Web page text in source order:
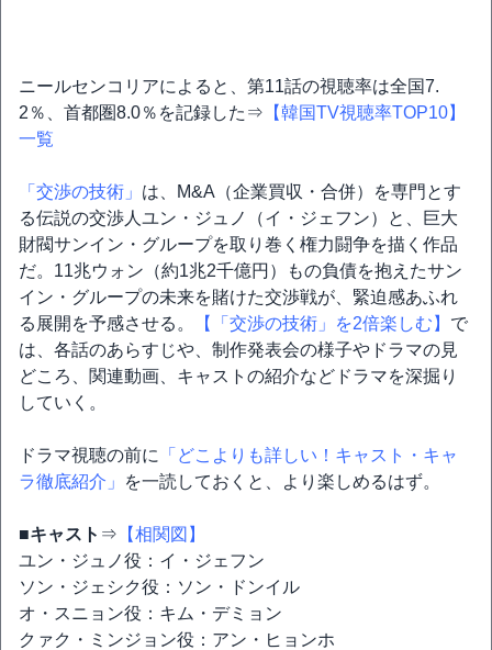
ニールセンコリアによると、第11話の視聴率は全国7.
2％、首都圏8.0％を記録した⇒ 【韓国TV視聴率TOP10】
一覧
「交渉の技術」 は、M&A（企業買収・合併）を専門とす
る伝説の交渉人ユン・ジュノ（イ・ジェフン）と、巨大
財閥サンイン・グループを取り巻く権力闘争を描く作品
だ。11兆ウォン（約1兆2千億円）もの負債を抱えたサン
イン・グループの未来を賭けた交渉戦が、緊迫感あふれ
る展開を予感させる。
【「交渉の技術」を2倍楽しむ】 で
は、各話のあらすじや、制作発表会の様子やドラマの見
どころ、関連動画、キャストの紹介などドラマを深掘り
していく。
ドラマ視聴の前に
「どこよりも詳しい！キャスト・キャ
ラ徹底紹介」
を一読しておくと、より楽しめるはず。
■キャスト ⇒ 【相関図】
ユン・ジュノ役：イ・ジェフン
ソン・ジェシク役：ソン・ドンイル
オ・スニョン役：キム・デミョン
クァク・ミンジョン役：アン・ヒョンホ